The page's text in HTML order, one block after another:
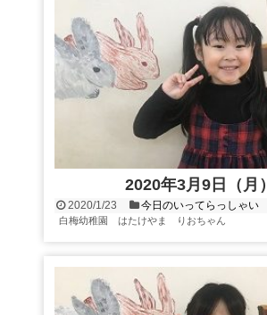
2020年3月9日（月）
2020/1/23 今日のいってらっしゃい
白梅幼稚園 はたけやま りおちゃん